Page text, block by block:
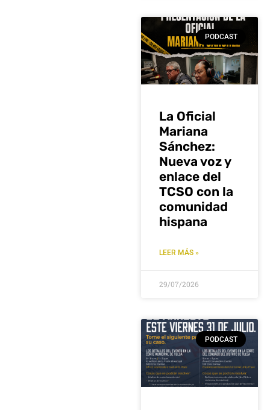
PODCAST
La Oficial
Mariana
Sánchez:
Nueva voz y
enlace del
TCSO con la
comunidad
hispana
LEER MÁS »
29/07/2026
PODCAST